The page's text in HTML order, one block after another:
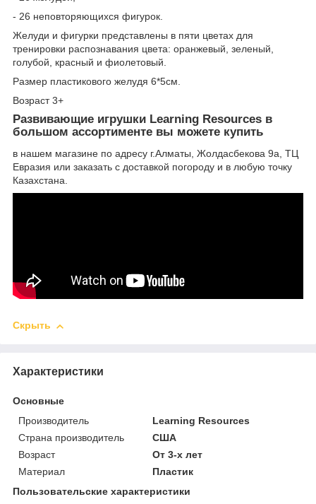
- 26 неповторяющихся фигурок.
Желуди и фигурки представлены в пяти цветах для
тренировки распознавания цвета: оранжевый, зеленый,
голубой, красный и фиолетовый.
Размер пластикового желудя 6*5см.
Возраст 3+
Развивающие игрушки Learning Resources в
большом ассортименте вы можете купить
в нашем магазине по адресу г.Алматы, Жолдасбекова 9а, ТЦ
Евразия или заказать с доставкой погороду и в любую точку
Казахстана.
Скрыть
Характеристики
Основные
Производитель
Learning Resources
Страна производитель
США
Возраст
От 3-х лет
Материал
Пластик
Пользовательские характеристики